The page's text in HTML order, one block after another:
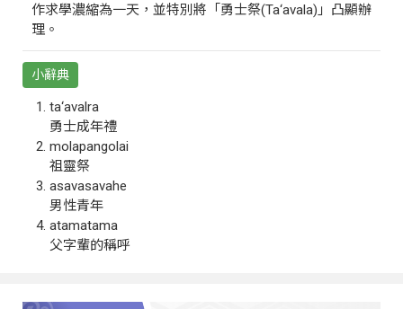
作求學濃縮為一天，並特別將「勇士祭(Ta‘avala)」凸顯辦
理。
小辭典
ta‘avalra
勇士成年禮
molapangolai
祖靈祭
asavasavahe
男性青年
atamatama
父字輩的稱呼